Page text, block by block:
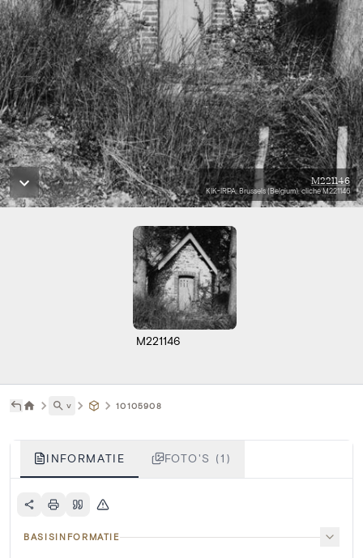
M221146
KIK-IRPA, Brussels (Belgium), cliché M221146
M221146
˅ 10105908
INFORMATIE FOTO'S (1)
BASISINFORMATIE